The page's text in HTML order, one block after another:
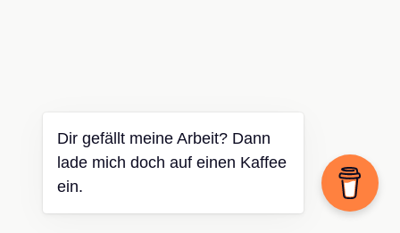
Dir gefällt meine Arbeit? Dann
lade mich doch auf einen Kaffee
ein.